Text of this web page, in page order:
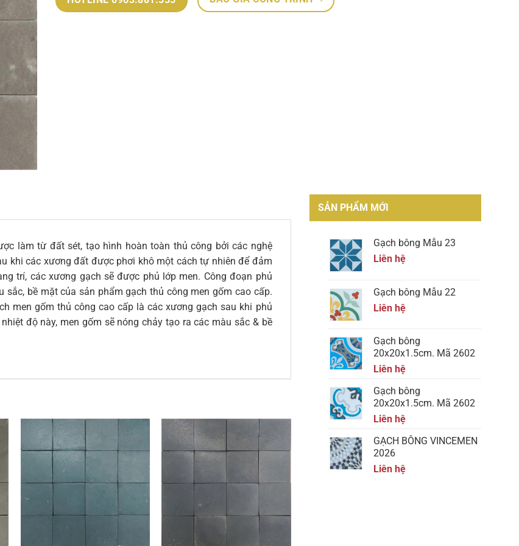
làm từ đất sét, tạo hình hoàn toàn thủ công bởi các nghệ
khi các xương đất được phơi khô một cách tự nhiên để đảm
trí, các xương gạch sẽ được phủ lớp men. Công đoạn phủ
bề mặt của sản phẩm gạch thủ công men gốm cao cấp.
men gốm thủ công cao cấp là các xương gạch sau khi phủ
độ này, men gốm sẽ nóng chảy tạo ra các màu sắc & bề
SẢN PHẨM MỚI
Gạch bông Mẫu 23
Liên hệ
Gạch bông Mẫu 22
Liên hệ
Gạch bông
20x20x1.5cm. Mã 2602
Liên hệ
Gạch bông
20x20x1.5cm. Mã 2602
Liên hệ
GẠCH BÔNG VINCEMEN
2026
Liên hệ